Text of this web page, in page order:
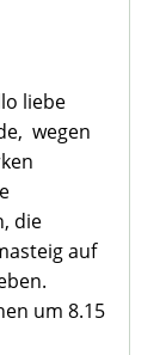
liebe
wegen
die
auf
um 8.15